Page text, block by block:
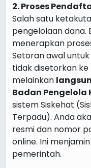
2. Proses
Salah satu
pengelolaan dana.
menerapkan
Setoran awal
tidak disetorkan
melainkan
Badan Pengelola
sistem Siskehat
Terpadu). Anda
resmi dan nomor
online. Ini
pemerintah.